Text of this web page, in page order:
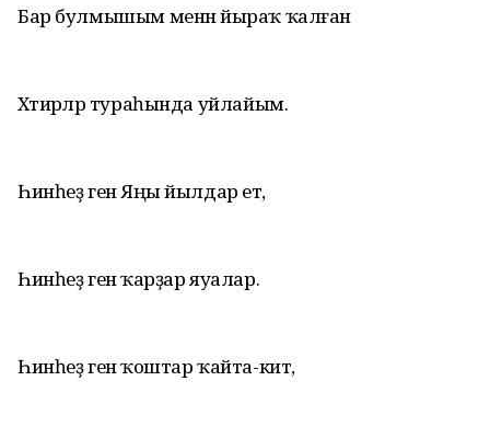
Бар булмышым менән йыраҡ ҡалған
Хәтирәләр тураһында уйлайым.
Һинһеҙ генә Яңы йылдар етә,
Һинһеҙ генә ҡарҙар яуалар.
Һинһеҙ генә ҡоштар ҡайта-китә,